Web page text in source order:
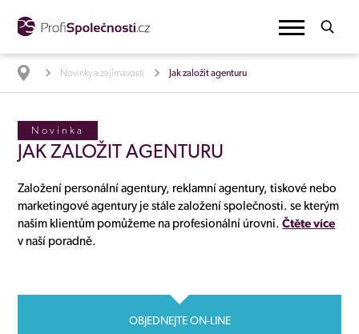
Novinky a zajímavosti Jak založit agenturu
JAK ZALOŽIT AGENTURU
Novinka
Založení personální agentury, reklamní agentury, tiskové nebo
marketingové agentury je stále založení společnosti. se kterým
našim klientům pomůžeme na profesionální úrovni.Čtěte více
v naší poradně.
OBJEDNEJTE ON-LINE